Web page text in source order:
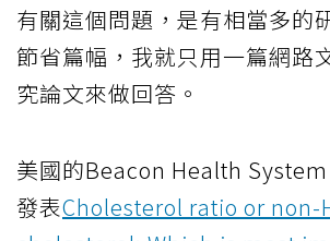
有關這個問題，是有相當多的
節省篇幅，我就只用一篇網路
究論文來做回答。
美國的Beacon Health
發表Cholesterol ratio or non-